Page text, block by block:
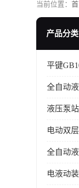
当前位置：
产品分类
平键
全自动
液压泵
电动双
全自动
电液动装